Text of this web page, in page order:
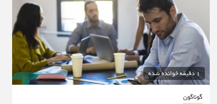
1 دقیقه خوانده شده
گوناگون